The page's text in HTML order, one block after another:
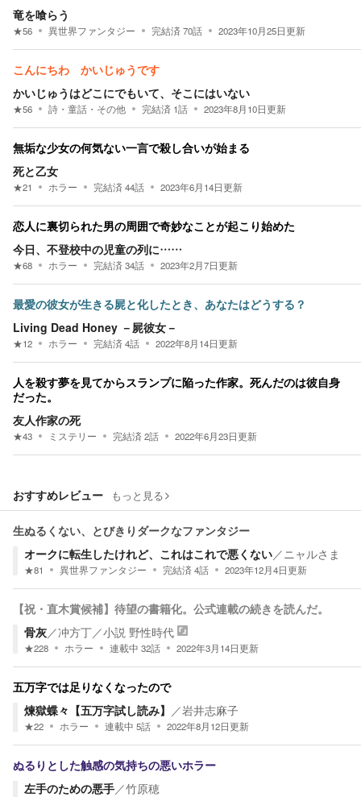
竜を喰らう
★56 異世界ファンタジー 完結済70話 2023年10月25日更新
こんにちわ かいじゅうです
かいじゅうはどこにでもいて、そこにはいない
★56 詩・童話・その他 完結済 1話 2023年8月10日更新
無垢な少女の何気ない一言で殺し合いが始まる
死と乙女
★21 ホラー 完結済44話 2023年6月14日更新
恋人に裏切られた男の周囲で奇妙なことが起こり始めた
今日、不登校中の児童の列に……
★68 ホラー 完結済34話 2023年2月7日更新
最愛の彼女が生きる屍と化したとき、あなたはどうする？
Living Dead Honey －屍彼女－
★12 ホラー 完結済4話 2022年8月14日更新
人を殺す夢を見てからスランプに陥った作家。死んだのは彼自身
だった。
友人作家の死
★43 ミステリー 完結済2話 2022年6月23日更新
おすすめレビュー もっと見る
生ぬるくない、とびきりダークなファンタジー
オークに転生したけれど、これはこれで悪くない／ニャルさま
★81 異世界ファンタジー 完結済4話 2023年12月4日更新
【祝・直木賞候補】待望の書籍化。公式連載の続きを読んだ。
骨灰／冲方丁／小説 野性時代
★228 ホラー 連載中 32話 2022年3月14日更新
五万字では足りなくなったので
煉獄蝶々【五万字試し読み】 ／岩井志麻子
★22 ホラー 連載中 5話 2022年8月12日更新
ぬるりとした触感の気持ちの悪いホラー
左手のための悪手／竹原穂